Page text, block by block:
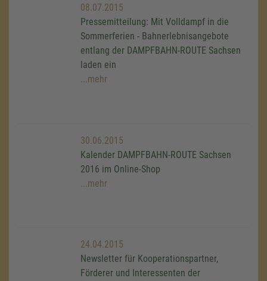
08.07.2015
Pressemitteilung: Mit Volldampf in die
Sommerferien - Bahnerlebnisangebote
entlang der DAMPFBAHN-ROUTE Sachsen
laden ein
...mehr
30.06.2015
Kalender DAMPFBAHN-ROUTE Sachsen
2016 im Online-Shop
...mehr
24.04.2015
Newsletter für Kooperationspartner,
Förderer und Interessenten der